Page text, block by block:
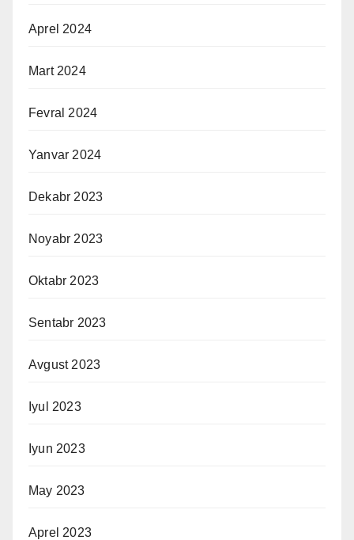
Aprel 2024
Mart 2024
Fevral 2024
Yanvar 2024
Dekabr 2023
Noyabr 2023
Oktabr 2023
Sentabr 2023
Avgust 2023
Iyul 2023
Iyun 2023
May 2023
Aprel 2023